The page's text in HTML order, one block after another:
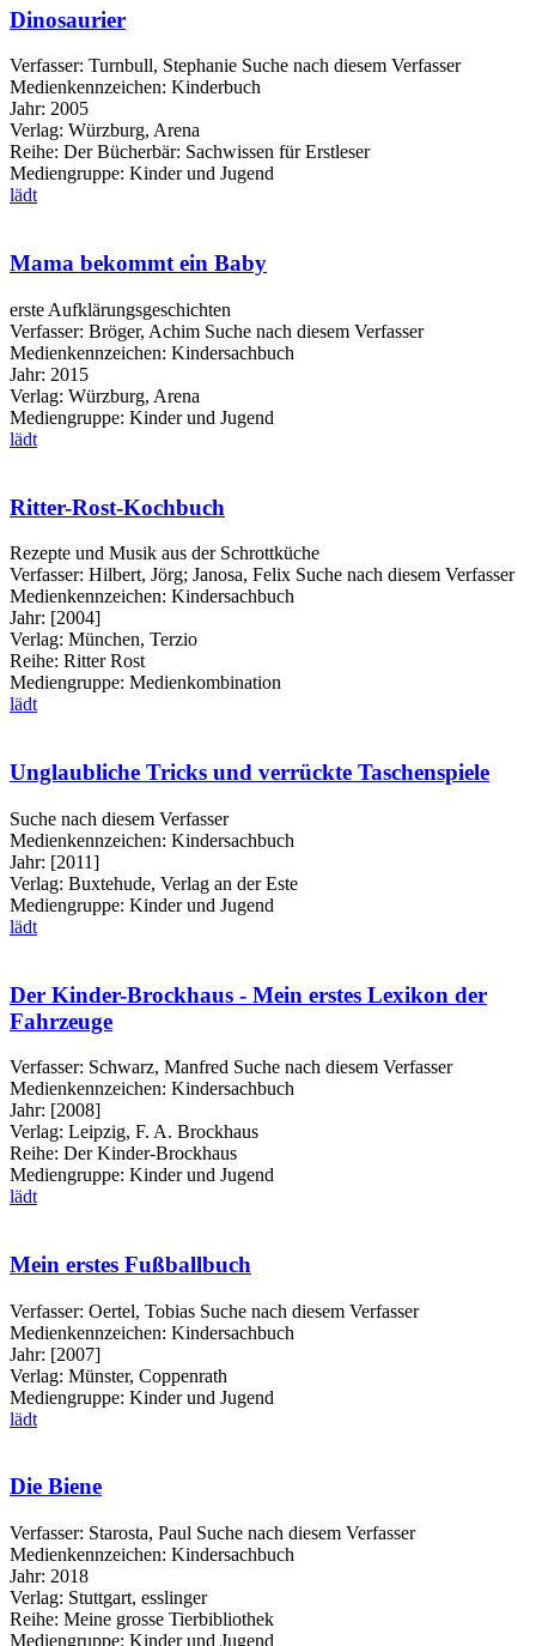
Dinosaurier
Verfasser: Turnbull, Stephanie Suche nach diesem Verfasser
Medienkennzeichen: Kinderbuch
Jahr: 2005
Verlag: Würzburg, Arena
Reihe: Der Bücherbär: Sachwissen für Erstleser
Mediengruppe: Kinder und Jugend
lädt
Mama bekommt ein Baby
erste Aufklärungsgeschichten
Verfasser: Bröger, Achim Suche nach diesem Verfasser
Medienkennzeichen: Kindersachbuch
Jahr: 2015
Verlag: Würzburg, Arena
Mediengruppe: Kinder und Jugend
lädt
Ritter-Rost-Kochbuch
Rezepte und Musik aus der Schrottküche
Verfasser: Hilbert, Jörg; Janosa, Felix Suche nach diesem Verfasser
Medienkennzeichen: Kindersachbuch
Jahr: [2004]
Verlag: München, Terzio
Reihe: Ritter Rost
Mediengruppe: Medienkombination
lädt
Unglaubliche Tricks und verrückte Taschenspiele
Suche nach diesem Verfasser
Medienkennzeichen: Kindersachbuch
Jahr: [2011]
Verlag: Buxtehude, Verlag an der Este
Mediengruppe: Kinder und Jugend
lädt
Der Kinder-Brockhaus - Mein erstes Lexikon der
Fahrzeuge
Verfasser: Schwarz, Manfred Suche nach diesem Verfasser
Medienkennzeichen: Kindersachbuch
Jahr: [2008]
Verlag: Leipzig, F. A. Brockhaus
Reihe: Der Kinder-Brockhaus
Mediengruppe: Kinder und Jugend
lädt
Mein erstes Fußballbuch
Verfasser: Oertel, Tobias Suche nach diesem Verfasser
Medienkennzeichen: Kindersachbuch
Jahr: [2007]
Verlag: Münster, Coppenrath
Mediengruppe: Kinder und Jugend
lädt
Die Biene
Verfasser: Starosta, Paul Suche nach diesem Verfasser
Medienkennzeichen: Kindersachbuch
Jahr: 2018
Verlag: Stuttgart, esslinger
Reihe: Meine grosse Tierbibliothek
Mediengruppe: Kinder und Jugend